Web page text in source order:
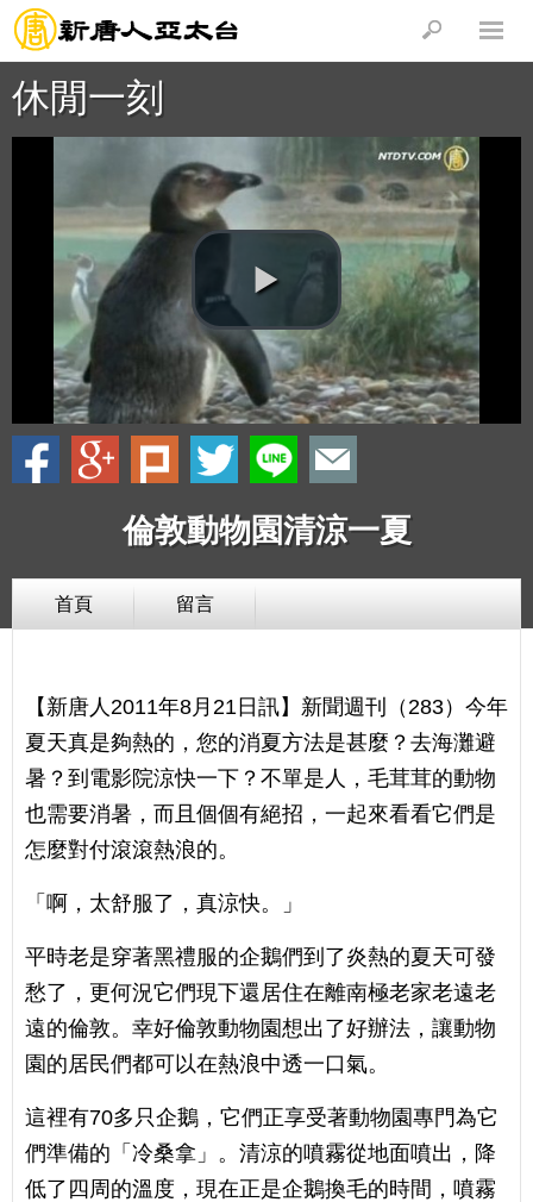
休閒一刻
倫敦動物園清涼一夏
首頁 留言
【新唐人2011年8月21日訊】新聞週刊（283）今年
夏天真是夠熱的，您的消夏方法是甚麼？去海灘避
暑？到電影院涼快一下？不單是人，毛茸茸的動物
也需要消暑，而且個個有絕招，一起來看看它們是
怎麼對付滾滾熱浪的。
「啊，太舒服了，真涼快。」
平時老是穿著黑禮服的企鵝們到了炎熱的夏天可發
愁了，更何況它們現下還居住在離南極老家老遠老
遠的倫敦。幸好倫敦動物園想出了好辦法，讓動物
園的居民們都可以在熱浪中透一口氣。
這裡有70多只企鵝，它們正享受著動物園專門為它
們準備的「冷桑拿」。清涼的噴霧從地面噴出，降
低了四周的溫度，現在正是企鵝換毛的時間，噴霧